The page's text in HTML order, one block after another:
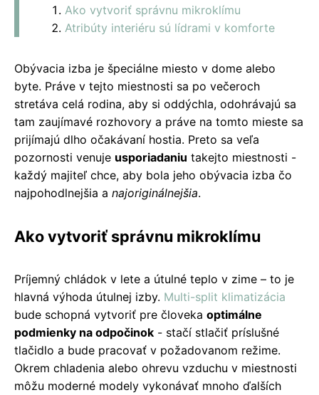
Ako vytvoriť správnu mikroklímu
Atribúty interiéru sú lídrami v komforte
Obývacia izba je špeciálne miesto v dome alebo
byte. Práve v tejto miestnosti sa po večeroch
stretáva celá rodina, aby si oddýchla, odohrávajú sa
tam zaujímavé rozhovory a práve na tomto mieste sa
prijímajú dlho očakávaní hostia. Preto sa veľa
pozornosti venuje usporiadaniu takejto miestnosti -
každý majiteľ chce, aby bola jeho obývacia izba čo
najpohodlnejšia a najoriginálnejšia.
Ako vytvoriť správnu mikroklímu
Príjemný chládok v lete a útulné teplo v zime – to je
hlavná výhoda útulnej izby. Multi-split klimatizácia
bude schopná vytvoriť pre človeka optimálne
podmienky na odpočinok - stačí stlačiť príslušné
tlačidlo a bude pracovať v požadovanom režime.
Okrem chladenia alebo ohrevu vzduchu v miestnosti
môžu moderné modely vykonávať mnoho ďalších